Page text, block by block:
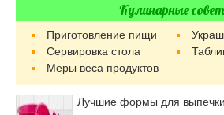
Кулинарные
Приготовление пищи
Сервировка стола
Меры веса продуктов
Лучшие формы для выпечки